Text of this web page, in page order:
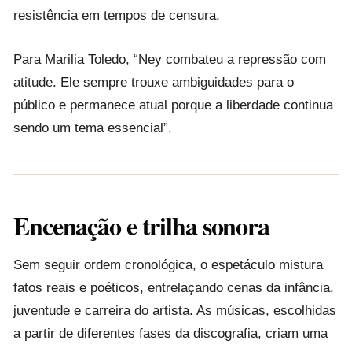
resistência em tempos de censura.
Para Marilia Toledo, “Ney combateu a repressão com
atitude. Ele sempre trouxe ambiguidades para o
público e permanece atual porque a liberdade continua
sendo um tema essencial”.
Encenação e trilha sonora
Sem seguir ordem cronológica, o espetáculo mistura
fatos reais e poéticos, entrelaçando cenas da infância,
juventude e carreira do artista. As músicas, escolhidas
a partir de diferentes fases da discografia, criam uma